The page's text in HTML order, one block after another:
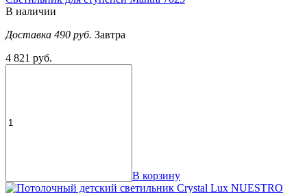
В наличии
Доставка 490 руб. Завтра
4 821 руб.
В корзину